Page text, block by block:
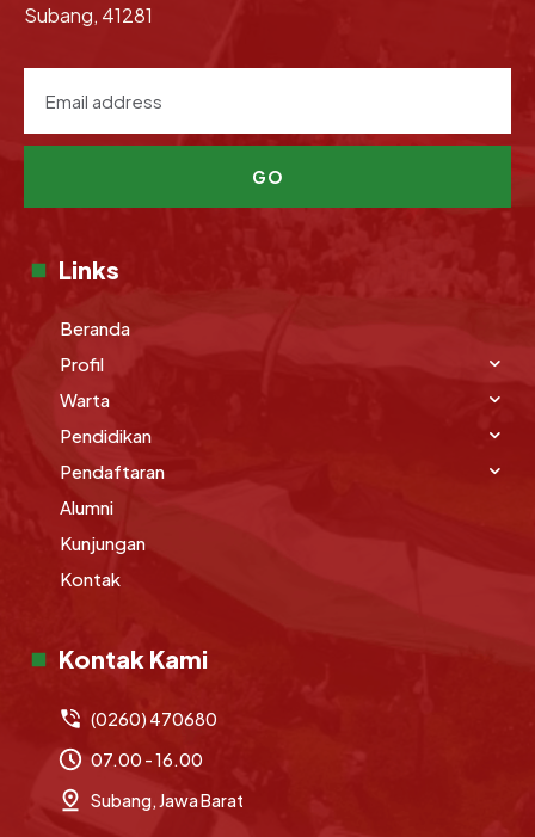
Subang, 41281
GO
Links
Beranda
Profil
Warta
Pendidikan
Pendaftaran
Alumni
Kunjungan
Kontak
Kontak Kami
(0260) 470680
07.00 - 16.00
Subang, Jawa Barat